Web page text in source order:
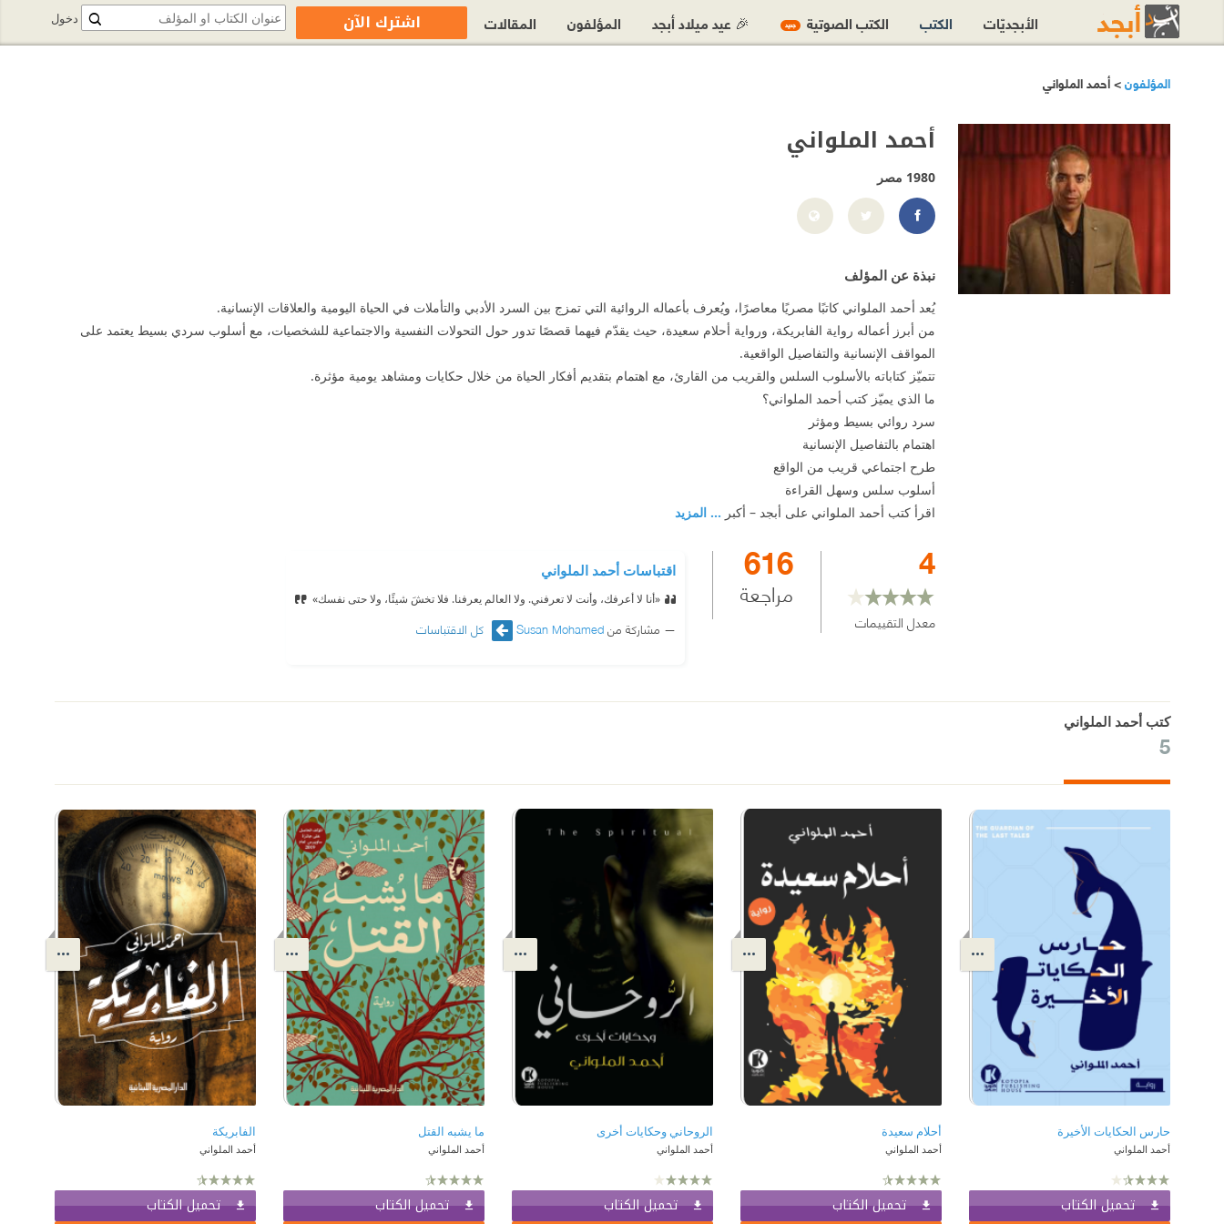
المؤلفون> أحمد الملواني
أحمد الملواني
1980 مصر
p/%D8%A3%D8%AD%D9%85%D8%AF-%D8%A7%D9%84%D9%85%D9%84%D9%88%D8%A7%D9%86%D9%89-100064161009787/
نبذة عن المؤلف
يُعد أحمد الملواني كاتبًا مصريًا معاصرًا، ويُعرف بأعماله الروائية التي تمزج بين السرد الأدبي والتأملات في الحياة اليومية والعلاقات الإنسانية.
من أبرز أعماله رواية الفابريكة، ورواية أحلام سعيدة، حيث يقدّم فيهما قصصًا تدور حول التحولات النفسية والاجتماعية للشخصيات، مع أسلوب سردي بسيط يعتمد على
المواقف الإنسانية والتفاصيل الواقعية.
تتميّز كتاباته بالأسلوب السلس والقريب من القارئ، مع اهتمام بتقديم أفكار الحياة من خلال حكايات ومشاهد يومية مؤثرة.
ما الذي يميّز كتب أحمد الملواني؟
سرد روائي بسيط ومؤثر
اهتمام بالتفاصيل الإنسانية
طرح اجتماعي قريب من الواقع
أسلوب سلس وسهل القراءة
اقرأ كتب أحمد الملواني على أبجد – أكبر ... المزيد
4
معدل التقييمات
616
مراجعة
اقتباسات أحمد الملواني
«أنا لا أعرفك، وأنت لا تعرفني. ولا العالم يعرفنا. فلا تخشَ شيئًا، ولا حتى نفسك»
مشاركة منSusan Mohamed كل الاقتباسات
كتب أحمد الملواني
5
حارس الحكايات الأخيرة
أحمد الملواني
تحميل الكتاب
أحلام سعيدة
أحمد الملواني
تحميل الكتاب
الروحاني وحكايات أخرى
أحمد الملواني
تحميل الكتاب
ما يشبه القتل
أحمد الملواني
تحميل الكتاب
الفابريكة
أحمد الملواني
تحميل الكتاب
دخول الأبجديّات الكتب الكتب الصوتية جديد 🎉 عيد ميلاد أبجد المؤلفون المقالات اشترك الآن